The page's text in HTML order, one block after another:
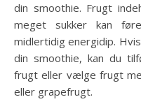
din smoothie. Frugt
meget sukker kan
midlertidig energidip.
din smoothie, kan du
frugt eller vælge frugt
eller grapefrugt.